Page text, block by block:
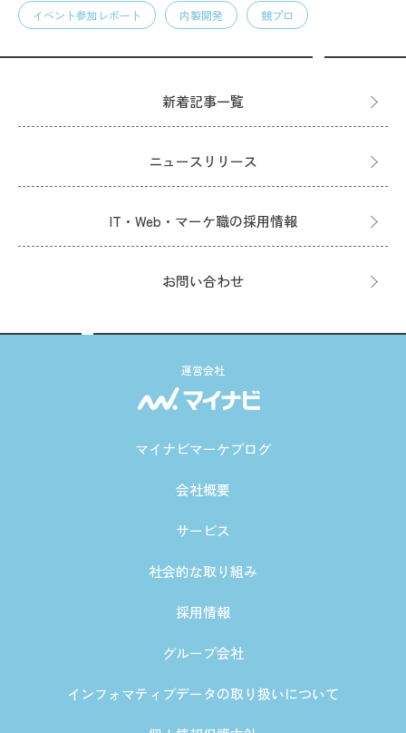
イベント参加レポート 内製開発 競プロ
新着記事一覧
ニュースリリース
IT・Web・マーケ職の採用情報
お問い合わせ
運営会社
マイナビマーケブログ
会社概要
サービス
社会的な取り組み
採用情報
グループ会社
インフォマティブデータの取り扱いについて